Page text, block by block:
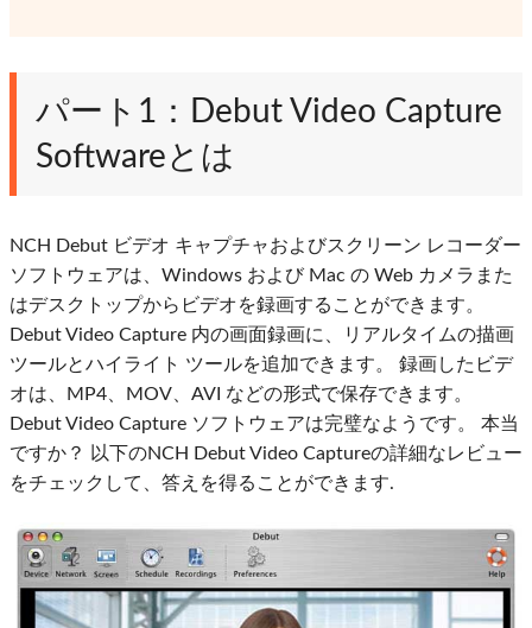
パート1：Debut Video Capture
Softwareとは
NCH Debut ビデオ キャプチャおよびスクリーン レコーダー
ソフトウェアは、Windows および Mac の Web カメラまた
はデスクトップからビデオを録画することができます。
Debut Video Capture 内の画面録画に、リアルタイムの描画
ツールとハイライト ツールを追加できます。 録画したビデ
オは、MP4、MOV、AVI などの形式で保存できます。
Debut Video Capture ソフトウェアは完璧なようです。 本当
ですか？ 以下のNCH Debut Video Captureの詳細なレビュー
をチェックして、答えを得ることができます.